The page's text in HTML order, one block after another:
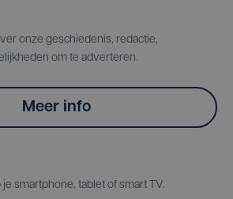
onze geschiedenis, redactie,
om te adverteren.
Meer info
smartphone, tablet of smart TV.